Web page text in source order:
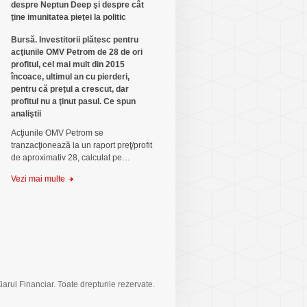
despre Neptun Deep şi despre cât
ţine imunitatea pieţei la politic
Bursă. Investitorii plătesc pentru
acţiunile OMV Petrom de 28 de ori
profitul, cel mai mult din 2015
încoace, ultimul an cu pierderi,
pentru că preţul a crescut, dar
profitul nu a ţinut pasul. Ce spun
analiştii
Acţiunile OMV Petrom se
tranzacţionează la un raport preţ/profit
de aproximativ 28, calculat pe…
Vezi mai multe
Financiar. Toate drepturile rezervate.